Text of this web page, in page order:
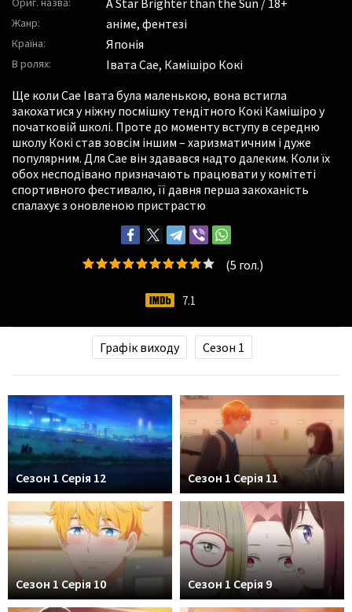
A Star Brighter than the Sun / 18+
Жанр: аніме, фентезі
Країна: Японія
В ролях: Івата Сае, Камішіро Кокі
Ще коли Сае Івата була маленькою, вона встигла
закохатися у ніжну посмішку тендітного Кокі Камішіро у
початковій школі. Проте до моменту вступу в середню
школу Кокі став зовсім іншим – харизматичним і дуже
популярним. Для Сае він здавався надто далеким. Коли їх
обох несподівано призначають працювати у комітеті
спортивного фестивалю, її давня перша закоханість
спалахує з оновленою пристрастю
(5 гол.)
7.1
Графік виходу Сезон 1
Сезон 1 Серія 12 Сезон 1 Серія 11
Сезон 1 Серія 10 Сезон 1 Серія 9